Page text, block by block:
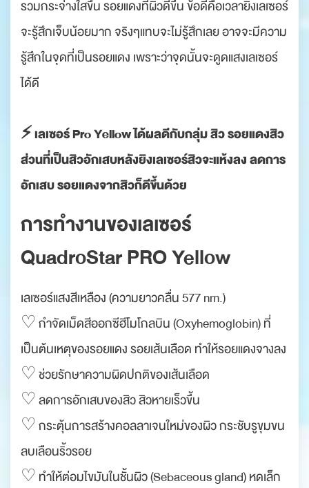
รวมกระจ่างใสขึ้น รอยแดงที่ผิวดีขึ้น ข้อดีคือเวลายิงเลเซอร์
จะรู้สึกเจ็บน้อยมาก จริงๆแทบจะไม่รู้สึกเลย อาจจะมีความ
รู้สึกในจุดที่เป็นรอยแดง เพราะว่าจุดนั้นจะดูดแสงเลเซอร์
ได้ดี
⚡️ เลเซอร์ Pro Yellow ได้ผลดีกับกลุ่ม สิว รอยแดงสิว
ส่วนที่เป็นสิวอักเสบหลังยิงเลเซอร์สิวจะแห้งลง ลดการ
อักเสบ รอยแดงจากสิวก็ดีขึ้นด้วย
การทำงานของเลเซอร์
QuadroStar PRO Yellow
เลเซอร์แสงสีเหลือง (ความยาวคลื่น 577 nm.)
♡ กำจัดเม็ดสีออกซีฮีโมโกลบิน (Oxyhemoglobin) ที่
เป็นต้นเหตุของรอยแดง รอยเส้นเลือด ทำให้รอยแดงจางลง
♡ ช่วยรักษาความผิดปกติของเส้นเลือด
♡ ลดการอักเสบของสิว สิวหายเร็วขึ้น
♡ กระตุ้นการสร้างคอลลาเจนใหม่ของผิว กระชับรูขุมขน
ลบเลือนริ้วรอย
♡ ทำให้ต่อมไขมันในชั้นผิว (Sebaceous gland) หดเล็ก